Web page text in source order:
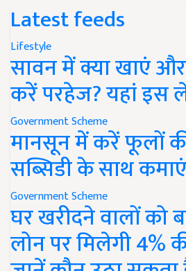
Latest feeds
Lifestyle
सावन में क्या खाएं
करें परहेज? यहां इस
Government Scheme
मानसून में करें फूलों
सब्सिडी के साथ
Government Scheme
घर खरीदने वालों को
लोन पर मिलेगी 4%